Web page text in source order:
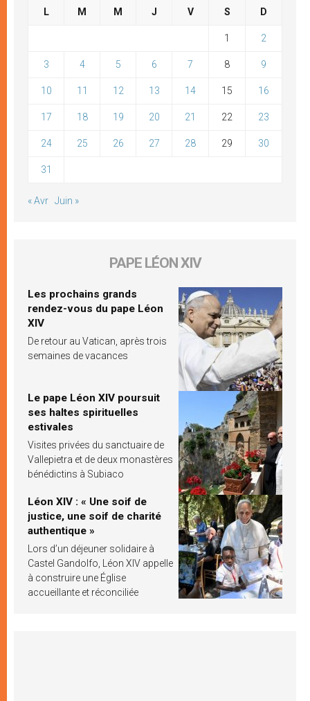
L M M J V S D
1 2
3 4 5 6 7 8 9
10 11 12 13 14 15 16
17 18 19 20 21 22 23
24 25 26 27 28 29 30
31
« Avr Juin »
PAPE LÉON XIV
Les prochains grands
rendez-vous du pape Léon
XIV
De retour au Vatican, après trois
semaines de vacances
Le pape Léon XIV poursuit
ses haltes spirituelles
estivales
Visites privées du sanctuaire de
Vallepietra et de deux monastères
bénédictins à Subiaco
Léon XIV : « Une soif de
justice, une soif de charité
authentique »
Lors d’un déjeuner solidaire à
Castel Gandolfo, Léon XIV appelle
à construire une Église
accueillante et réconciliée